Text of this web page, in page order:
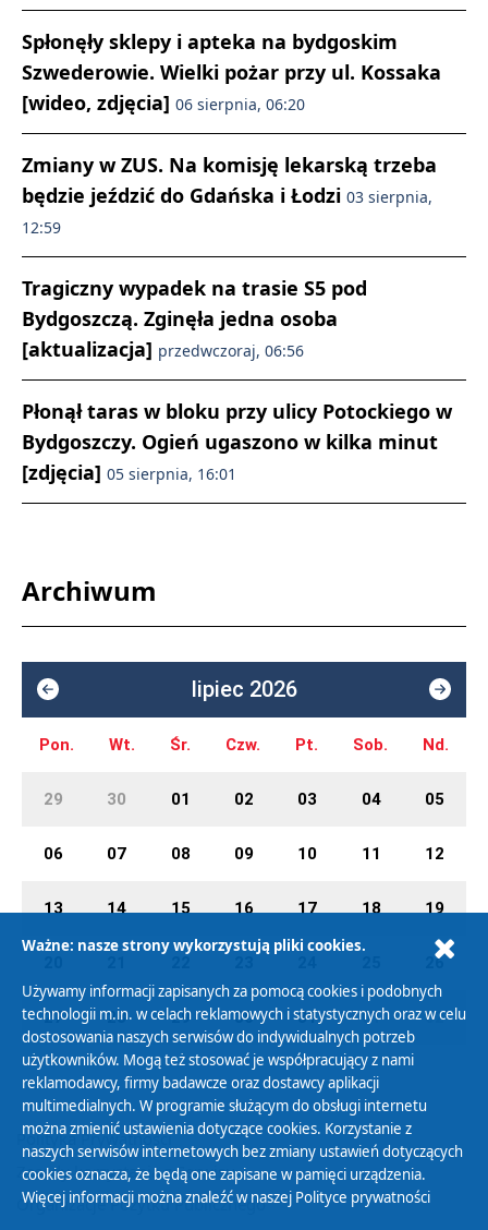
Spłonęły sklepy i apteka na bydgoskim
Szwederowie. Wielki pożar przy ul. Kossaka
[wideo, zdjęcia] 06 sierpnia, 06:20
Zmiany w ZUS. Na komisję lekarską trzeba
będzie jeździć do Gdańska i Łodzi 03 sierpnia,
12:59
Tragiczny wypadek na trasie S5 pod
Bydgoszczą. Zginęła jedna osoba
[aktualizacja] przedwczoraj, 06:56
Płonął taras w bloku przy ulicy Potockiego w
Bydgoszczy. Ogień ugaszono w kilka minut
[zdjęcia] 05 sierpnia, 16:01
Archiwum
lipiec 2026
Pon. Wt. Śr. Czw. Pt. Sob. Nd.
29 30 01 02 03 04 05
06 07 08 09 10 11 12
13 14 15 16 17 18 19
26
27 28 29 30 31 01 02
Polityka Prywatności
Zasady korzystania z Serwisu
Organizacje Pożytku Publicznego
Ważne: nasze strony wykorzystują pliki cookies.
Używamy informacji zapisanych za pomocą cookies i podobnych
technologii m.in. w celach reklamowych i statystycznych oraz w celu
dostosowania naszych serwisów do indywidualnych potrzeb
użytkowników. Mogą też stosować je współpracujący z nami
reklamodawcy, firmy badawcze oraz dostawcy aplikacji
multimedialnych. W programie służącym do obsługi internetu
można zmienić ustawienia dotyczące cookies. Korzystanie z
naszych serwisów internetowych bez zmiany ustawień dotyczących
cookies oznacza, że będą one zapisane w pamięci urządzenia.
Więcej informacji można znaleźć w naszej Polityce prywatności